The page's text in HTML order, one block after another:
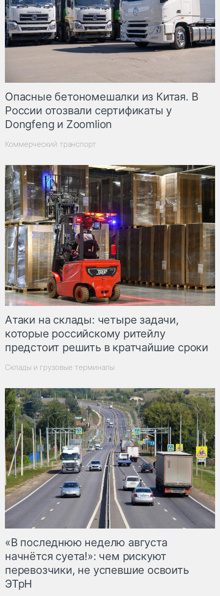
Опасные бетономешалки из Китая. В
России отозвали сертификаты у
Dongfeng и Zoomlion
Коммерческий транспорт
Атаки на склады: четыре задачи,
которые российскому ритейлу
предстоит решить в кратчайшие сроки
Склады и грузовые терминалы
«В последнюю неделю августа
начнётся суета!»: чем рискуют
перевозчики, не успевшие освоить
ЭТрН